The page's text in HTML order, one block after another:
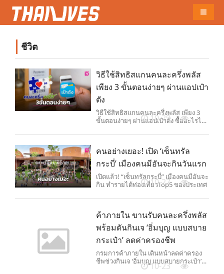
ชีวิต
วิธีใช้สิทธิสแกนคนละครึ่งพลัส
เพียง 3 ขั้นตอนง่ายๆ ผ่านแอปเป๋า
ตัง
วิธีใช้สิทธิสแกนคนละครึ่งพลัส เพียง 3
ขั้นตอนง่ายๆ ผ่านแอปเป๋าตัง ซื้ออะไรได้
10-29
คนอย่างเยอะ! เปิด ‘เซ็นทรัล
กระบี่’ เมืองคนมีอันจะกินวันแรก
เปิดแล้ว! “เซ็นทรัลกระบี่” เมืองคนมีอันจะ
กิน ทำรายได้ท่องเที่ยวTop5 ของประเทศ
10-27
ค้าภายใน ขานรับคนละครึ่งพลัส
พร้อมดันกินเจ ‘อิ่มบุญ แบบสบาย
กระเป๋า’ ลดค่าครองชีพ
กรมการค้าภายใน เดินหน้าลดค่าครอง
ชีพช่วงกินเจ ‘อิ่มบุญ แบบสบายกระเป๋า’
พร้อมขานรับคนละครึ่งพลัส กระตุ้น
10-23